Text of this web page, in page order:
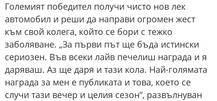
Големият победител получи чисто нов лек
автомобил и реши да направи огромен жест
към свой колега, който се бори с тежко
заболяване. „За първи път ще бъда истински
сериозен. Във всеки лайв печелиш награда и я
даряваш. Аз ще даря и тази кола. Най-голямата
награда за мен е публиката и това, което се
случи тази вечер и целия сезон“, развълнуван